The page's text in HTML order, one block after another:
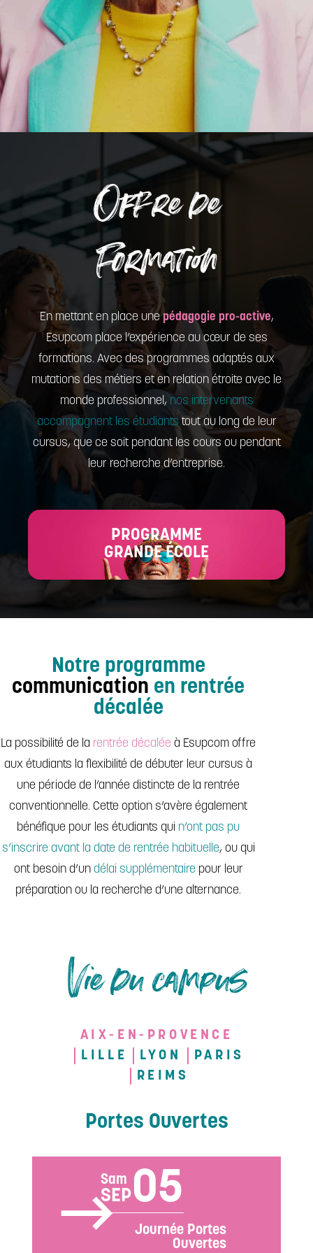
Offre de
Formation
En mettant en place unepédagogie pro-active,
Esupcom place l’expérience au cœur de ses
formations. Avec des programmes adaptés aux
mutations des métiers et en relation étroite avec le
monde professionnel, nos intervenants
accompagnent les étudiants tout au long de leur
cursus, que ce soit pendant les cours ou pendant
leur recherche d’entreprise.
PROGRAMME
GRANDE ÉCOLE
Notre programme
communication en rentrée
décalée
La possibilité de la rentrée décalée à Esupcom offre
aux étudiants la flexibilité de débuter leur cursus à
une période de l’année distincte de la rentrée
conventionnelle. Cette option s’avère également
bénéfique pour les étudiants qui n’ont pas pu
s’inscrire avant la date de rentrée habituelle, ou qui
ont besoin d’un délai supplémentaire pour leur
préparation ou la recherche d’une alternance.
Vie du campus
AIX-EN-PROVENCE
LILLE
LYON
PARIS
REIMS
Portes Ouvertes
Sam
SEP05
Journée Portes
Ouvertes